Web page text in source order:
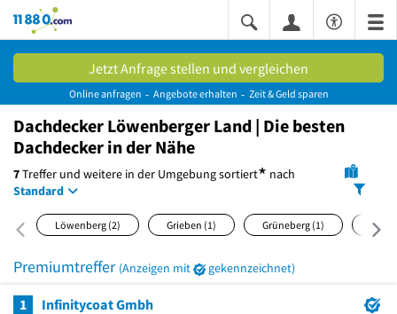
11880.com
Jetzt Anfrage stellen und vergleichen
Online anfragen Angebote erhalten Zeit & Geld sparen
Dachdecker Löwenberger Land | Die besten
Dachdecker in der Nähe
7Treffer und weitere in der Umgebungsortiert* nach
Standard
Löwenberg (2) Grieben (1) Grüneberg (1)
Premiumtreffer (Anzeigen mit gekennzeichnet)
1 Infinitycoat Gmbh